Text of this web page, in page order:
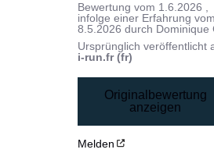
Bewertung vom 1.6.2026 ,
infolge einer Erfahrung
8.5.2026 durch Dominique
Ursprünglich veröffentlicht
i-run.fr (fr)
Originalbewertung
anzeigen
Melden